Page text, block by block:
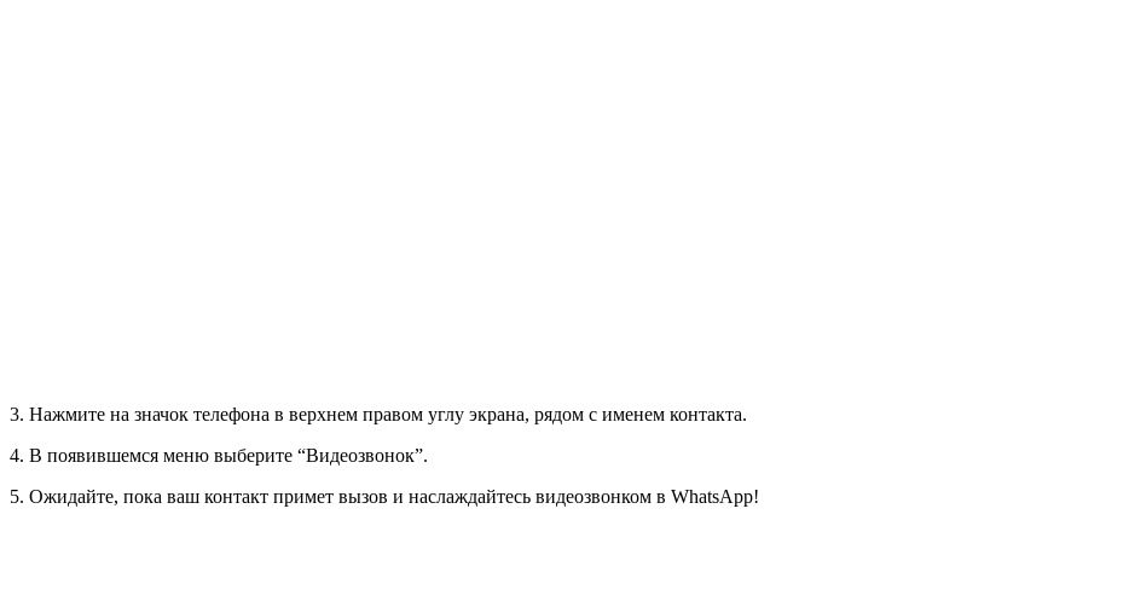
3. Нажмите на значок телефона в верхнем правом углу экрана, рядом с именем контакта.
4. В появившемся меню выберите “Видеозвонок”.
5. Ожидайте, пока ваш контакт примет вызов и наслаждайтесь видеозвонком в WhatsApp!